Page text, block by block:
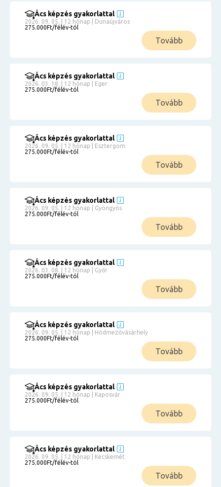
Ács képzés gyakorlattal
2026. 09. 05. | 12 hónap | Dunaújváros
275.000Ft/félév-tól
Tovább
Ács képzés gyakorlattal
2026. 03. 18. | 12 hónap | Eger
275.000Ft/félév-tól
Tovább
Ács képzés gyakorlattal
2026. 09. 05. | 12 hónap | Esztergom
275.000Ft/félév-tól
Tovább
Ács képzés gyakorlattal
2026. 09. 05. | 12 hónap | Gyöngyös
275.000Ft/félév-tól
Tovább
Ács képzés gyakorlattal
2026. 03. 08. | 12 hónap | Győr
275.000Ft/félév-tól
Tovább
Ács képzés gyakorlattal
2026. 09. 05. | 12 hónap | Hódmezővásárhely
275.000Ft/félév-tól
Tovább
Ács képzés gyakorlattal
2026. 09. 05. | 12 hónap | Kaposvár
275.000Ft/félév-tól
Tovább
Ács képzés gyakorlattal
2026. 09. 05. | 12 hónap | Kecskemét
275.000Ft/félév-tól
Tovább